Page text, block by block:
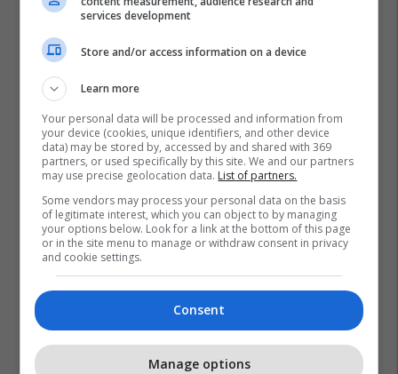
Moti Në Kosovë
services development
Store and/or access information on a device
Learn more
Your personal data will be processed and information from
your device (cookies, unique identifiers, and other device
data) may be stored by, accessed by and shared with 369
partners, or used specifically by this site. We and our partners
may use precise geolocation data. List of partners.
Some vendors may process your personal data on the basis
of legitimate interest, which you can object to by managing
your options below. Look for a link at the bottom of this page
or in the site menu to manage or withdraw consent in privacy
and cookie settings.
Consent
Manage options